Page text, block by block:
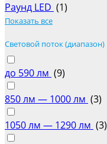
Раунд LED (1)
Показать все
Cветовой поток (диапазон)
до 590 лм (9)
850 лм — 1000 лм (3)
1050 лм — 1290 лм (3)